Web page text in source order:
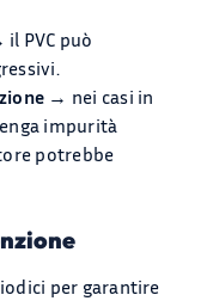
il PVC può
→ nei casi in
impurità
potrebbe
per garantire